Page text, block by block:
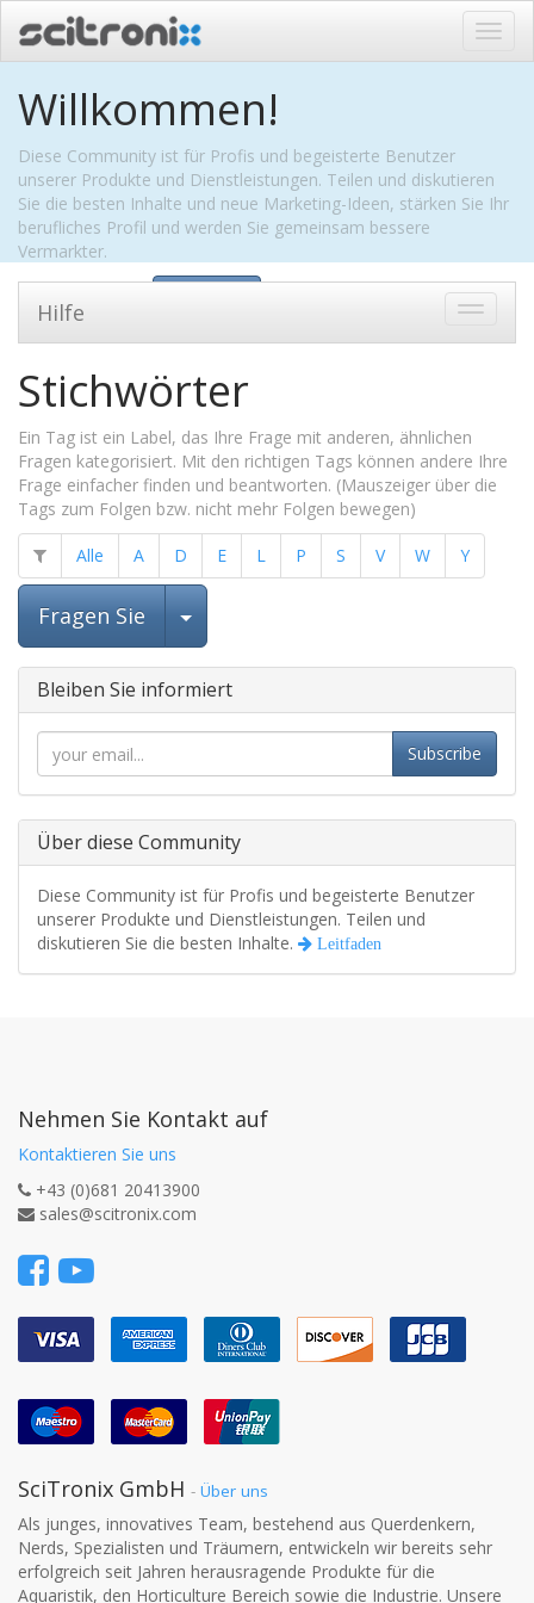
ein-/
Willkommen!
Diese Community ist für Profis und begeisterte Benutzer
unserer Produkte und Dienstleistungen. Teilen und diskutieren
Sie die besten Inhalte und neue Marketing-Ideen, stärken Sie Ihr
berufliches Profil und werden Sie gemeinsam bessere
Vermarkter.
Zu
Hilfe
Stichwörter
Ein Tag ist ein Label, das Ihre Frage mit anderen, ähnlichen
Fragen kategorisiert. Mit den richtigen Tags können andere Ihre
Frage einfacher finden und beantworten. (Mauszeiger über die
Tags zum Folgen bzw. nicht mehr Folgen bewegen)
Alle A D E L P S V W Y
Fragen Sie Beitrag auswählen
Bleiben Sie informiert
Subscribe
Über diese Community
Diese Community ist für Profis und begeisterte Benutzer
unserer Produkte und Dienstleistungen. Teilen und
diskutieren Sie die besten Inhalte.
Leitfaden
Nehmen Sie Kontakt auf
Kontaktieren Sie uns
+43 (0)681 20413900
sales@scitronix.com
SciTronix GmbH - Über uns
Als junges, innovatives Team, bestehend aus Querdenkern,
Nerds, Spezialisten und Träumern, entwickeln wir bereits sehr
erfolgreich seit Jahren herausragende Produkte für die
Aquaristik, den Horticulture Bereich sowie die Industrie. Unsere